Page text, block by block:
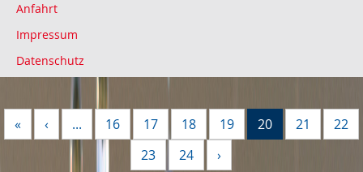
Anfahrt
Impressum
Datenschutz
« ‹ ... 16 17 18 19 20 21
22
23
24 ›